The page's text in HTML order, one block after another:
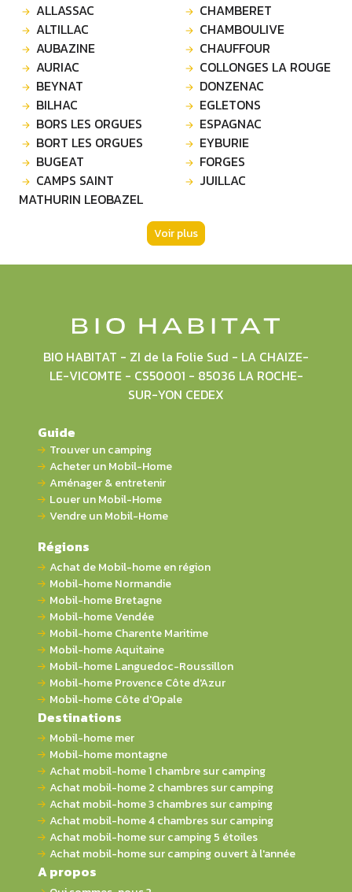
ALLASSAC
ALTILLAC
AUBAZINE
AURIAC
BEYNAT
BILHAC
BORS LES ORGUES
BORT LES ORGUES
BUGEAT
CAMPS SAINT
MATHURIN LEOBAZEL
CHAMBERET
CHAMBOULIVE
CHAUFFOUR
COLLONGES LA ROUGE
DONZENAC
EGLETONS
ESPAGNAC
EYBURIE
FORGES
JUILLAC
Voir plus
BIO HABITAT - ZI de la Folie Sud - LA CHAIZE-
LE-VICOMTE - CS50001 - 85036 LA ROCHE-
SUR-YON CEDEX
Guide
Trouver un camping
Acheter un Mobil-Home
Aménager & entretenir
Louer un Mobil-Home
Vendre un Mobil-Home
Régions
Achat de Mobil-home en région
Mobil-home Normandie
Mobil-home Bretagne
Mobil-home Vendée
Mobil-home Charente Maritime
Mobil-home Aquitaine
Mobil-home Languedoc-Roussillon
Mobil-home Provence Côte d'Azur
Mobil-home Côte d'Opale
Destinations
Mobil-home mer
Mobil-home montagne
Achat mobil-home 1 chambre sur camping
Achat mobil-home 2 chambres sur camping
Achat mobil-home 3 chambres sur camping
Achat mobil-home 4 chambres sur camping
Achat mobil-home sur camping 5 étoiles
Achat mobil-home sur camping ouvert à l'année
A propos